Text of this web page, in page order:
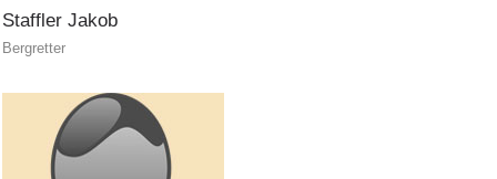
Staffler Jakob
Bergretter